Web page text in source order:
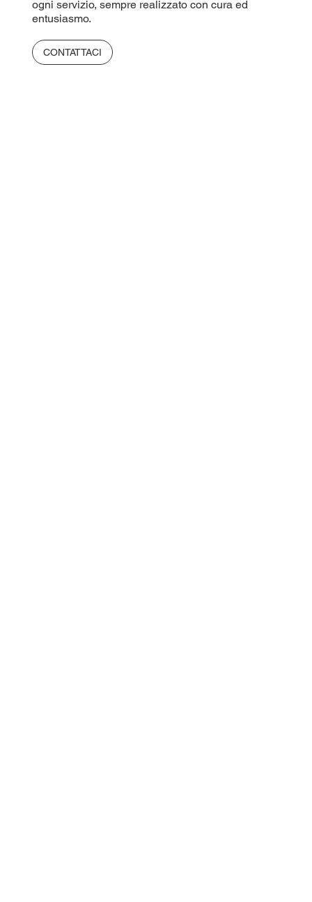
ogni servizio, sempre realizzato con cura ed
entusiasmo.
CONTATTACI